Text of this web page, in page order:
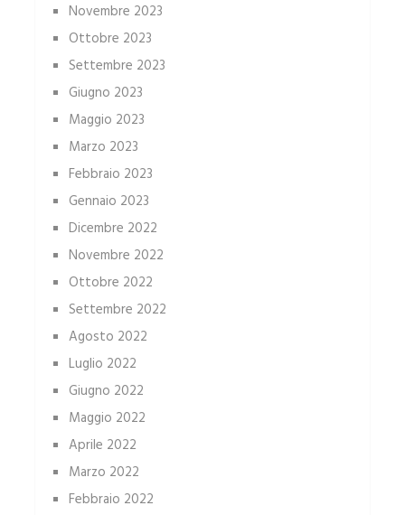
Novembre 2023
Ottobre 2023
Settembre 2023
Giugno 2023
Maggio 2023
Marzo 2023
Febbraio 2023
Gennaio 2023
Dicembre 2022
Novembre 2022
Ottobre 2022
Settembre 2022
Agosto 2022
Luglio 2022
Giugno 2022
Maggio 2022
Aprile 2022
Marzo 2022
Febbraio 2022